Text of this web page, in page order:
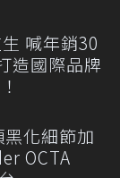
喊年銷30
造國際品牌
化細節加
OCTA